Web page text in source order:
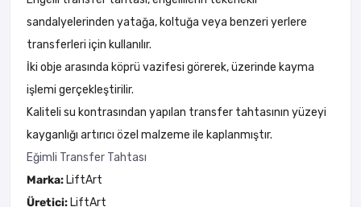
sandalyelerinden yatağa, koltuğa veya benzeri yerlere
transferleri için kullanılır.
İki obje arasında köprü vazifesi görerek, üzerinde kayma
işlemi gerçekleştirilir.
Kaliteli su kontrasından yapılan transfer tahtasının yüzeyi
kayganlığı artırıcı özel malzeme ile kaplanmıştır.
Eğimli Transfer Tahtası
Marka: LiftArt
Üretici: LiftArt